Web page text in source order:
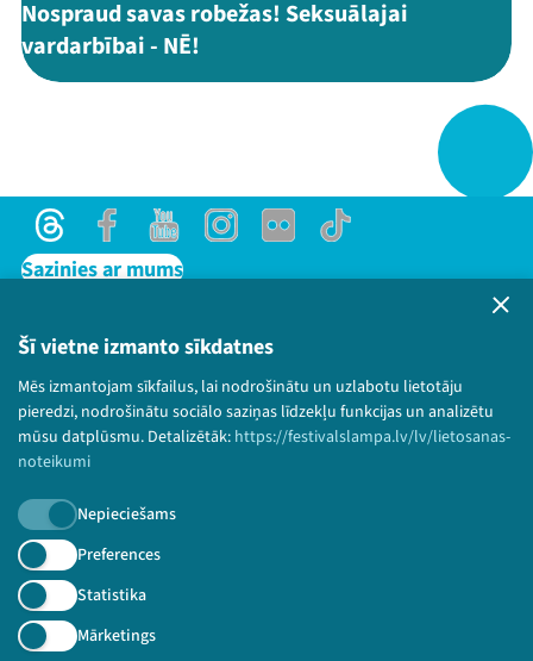
Šī vietne izmanto sīkdatnes
Mēs izmantojam sīkfailus, lai nodrošinātu un uzlabotu lietotāju
pieredzi, nodrošinātu sociālo saziņas līdzekļu funkcijas un analizētu
mūsu datplūsmu. Detalizētāk: https://festivalslampa.lv/lv/lietosanas-
noteikumi
Nepieciešams
Preferences
Statistika
Mārketings
TikTok
Nospraud savas robežas! Seksuālajai
vardarbībai - NĒ!
ThreadsFacebookYoutubeInstagram
Flick TikTok
Sazinies ar mums
Lietošanas noteikumi un sīkdatņu politika
Bērnu aizsardzības politika
© 2026 Sarunu festivāls LAMPA Visas tiesības
paturētas.
Piesakies jaunumiem!
Nepalaid garām aktuālāko informāciju!